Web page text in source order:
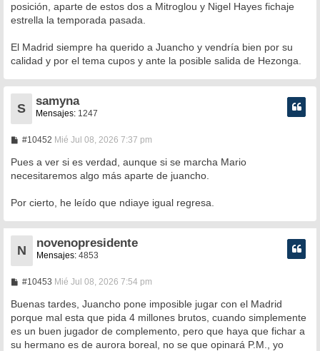
posición, aparte de estos dos a Mitroglou y Nigel Hayes fichaje
estrella la temporada pasada.
El Madrid siempre ha querido a Juancho y vendría bien por su
calidad y por el tema cupos y ante la posible salida de Hezonga.
S
samyna
Mensajes: 1247
#10452M
n
a
e
Mié Jul 08, 2026 7:37 pm
Pues a ver si es verdad, aunque si se marcha Mario
necesitaremos algo más aparte de juancho.
Por cierto, he leído que ndiaye igual regresa.
N
novenopresidente
Mensajes: 4853
#10453M
n
s
a
j
Mié Jul 08, 2026 7:54 pm
Buenas tardes, Juancho pone imposible jugar con el Madrid
porque mal esta que pida 4 millones brutos, cuando simplemente
es un buen jugador de complemento, pero que haya que fichar a
su hermano es de aurora boreal, no se que opinará P.M., yo